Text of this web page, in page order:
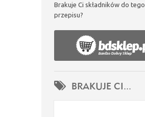
Brakuje Ci składników do tego
przepisu?
BRAKUJE CI...